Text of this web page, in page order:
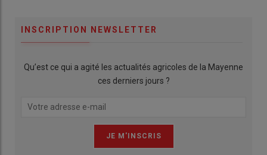
INSCRIPTION NEWSLETTER
Qu’est ce qui a agité les actualités agricoles de la Mayenne
ces derniers jours ?